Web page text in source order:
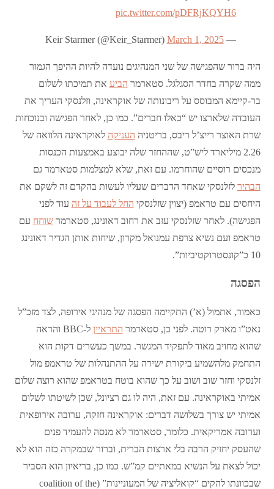
pic.twitter.com/pDFRjKQYH6
— Keir Starmer (@Keir_Starmer)
March 1, 2025
היה ברור שהפגישה של שני המנהיגים נועדה להיות ההיפך הגמור
ממה שקרה בחדר הסגלגל. סטארמר הביע את תמיכתו לשלום
בר-קיימא המבוסס על ריבונותה של אוקראינה, וזלנסקי העריך את
העובדה שלארצו יש “כאלו חברים”. כמו כן, לאחר הפגישה ובנוכחות
שרת האוצר רייצ’ל ריבס, בריטניה העניקה לאוקראינה הלוואה של
2.26 מיליארד ליש”ט, שההחזר שלה יבוצע באמצעות הכנסות
מנכסים רוסיים שהוחרמו. עם זאת, שלא למצלמות סטארמר גם
הבהיר לזלנסקי שאחד הדברים שעליו לעשות בהקדם זה לשקם את
היחסים עם טראמפ (יצוין שזלנסקי החל לעבוד על זה עוד לפני
הפגישה). לאחר שזלנסקי עזב את רחוב דאונינג, סטארמרשוחח עם
טראמפ ועם נשיא צרפת עמנואל מקרון, שיחות אותן הגדיר דאונינג
10 כ”קונסטרוקטיביות”.
הפסגה
כאמור, אתמול (א’) התקיימה הפסגה של מנהיגי אירופה, לצד מזכ”ל
נאט”ו מארק רוטה. לפני כן, סטארמר התראיין
ל-BBC והראה
שהוא מחויב מאוד לתפקיד המגשר. במשך כעשרים דקות הוא
התחמק מלהשמיע ביקורת ישירה על ההתנהלות של טראמפ מול
זלנסקי וחזר שוב ושוב על כך שהוא בוטח בטראמפ שהוא רוצה שלום
אמיתי באוקראינה. עם זאת, היה לו גם רציונל, שכן לשיטתו לשלום
אמיתי יש צורך בשלושה דברים: אוקראינה חזקה, ערובה אירופאית
וערובה אמריקאית. כלומר, סטארמר לא מנסה להעמיד פנים
שהעסק יחזיק הרבה בלי ארצות הברית, וברור שבמקרה כזה הוא לא
יכול לצאת על הנשיא במאתיים קמ”ש. כמו כן, בריאיון הוא הסביר
שבכוונתו להקים “קואליציה של המעוניינות” (coalition of the